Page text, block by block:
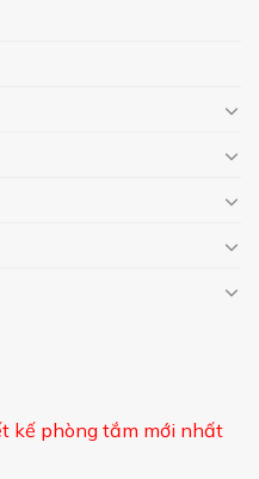
kế phòng tắm mới nhất